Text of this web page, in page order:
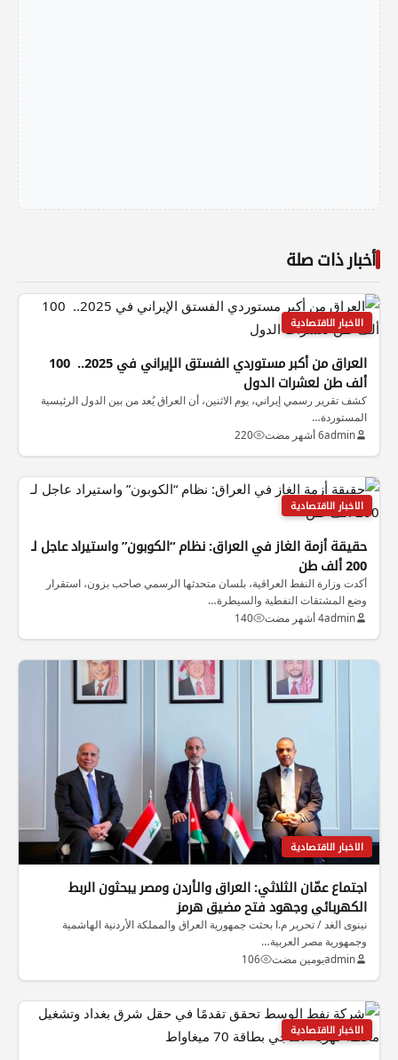
أخبار ذات صلة
الاخبار الاقتصادية
العراق من أكبر مستوردي الفستق الإيراني في 2025.. 100
ألف طن لعشرات الدول
كشف تقرير رسمي إيراني، يوم الاثنين، أن العراق يُعد من بين الدول الرئيسية
المستوردة…
admin6 أشهر مضت 220
الاخبار الاقتصادية
حقيقة أزمة الغاز في العراق: نظام “الكوبون” واستيراد عاجل لـ
200 ألف طن
أكدت وزارة النفط العراقية، بلسان متحدثها الرسمي صاحب بزون، استقرار
وضع المشتقات النفطية والسيطرة…
admin4 أشهر مضت 140
الاخبار الاقتصادية
اجتماع عمّان الثلاثي: العراق والأردن ومصر يبحثون الربط
الكهربائي وجهود فتح مضيق هرمز
نينوى الغد / تحرير م.ا بحثت جمهورية العراق والمملكة الأردنية الهاشمية
وجمهورية مصر العربية…
adminيومين مضت 106
الاخبار الاقتصادية